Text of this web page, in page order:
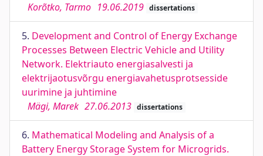
Korõtko, Tarmo 19.06.2019 dissertations
5. Development and Control of Energy Exchange
Processes Between Electric Vehicle and Utility
Network. Elektriauto energiasalvesti ja
elektrijaotusvõrgu energiavahetusprotsesside
uurimine ja juhtimine
Mägi, Marek 27.06.2013 dissertations
6. Mathematical Modeling and Analysis of a
Battery Energy Storage System for Microgrids.